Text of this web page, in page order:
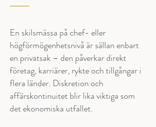
En skilsmässa på chef- eller
högförmögenhetsnivå är sällan enbart
en privatsak – den påverkar direkt
företag, karriärer, rykte och tillgångar i
flera länder. Diskretion och
affärskontinuitet blir lika viktiga som
det ekonomiska utfallet.